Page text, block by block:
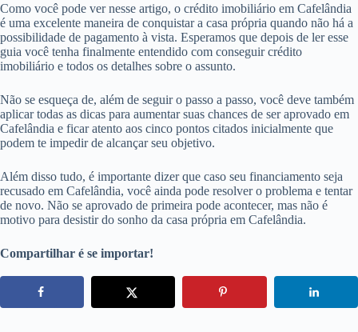
Como você pode ver nesse artigo, o crédito imobiliário em Cafelândia
é uma excelente maneira de conquistar a casa própria quando não há a
possibilidade de pagamento à vista. Esperamos que depois de ler esse
guia você tenha finalmente entendido com conseguir crédito
imobiliário e todos os detalhes sobre o assunto.
Não se esqueça de, além de seguir o passo a passo, você deve também
aplicar todas as dicas para aumentar suas chances de ser aprovado em
Cafelândia e ficar atento aos cinco pontos citados inicialmente que
podem te impedir de alcançar seu objetivo.
Além disso tudo, é importante dizer que caso seu financiamento seja
recusado em Cafelândia, você ainda pode resolver o problema e tentar
de novo. Não se aprovado de primeira pode acontecer, mas não é
motivo para desistir do sonho da casa própria em Cafelândia.
Compartilhar é se importar!